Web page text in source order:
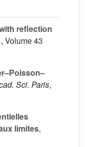
reflection
, Volume 43
Sci. Paris,
limites,